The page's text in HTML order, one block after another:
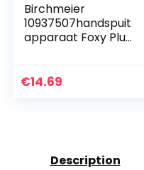
Birchmeier
10937507handspuit
apparaat Foxy Plus,
€14.69
Description